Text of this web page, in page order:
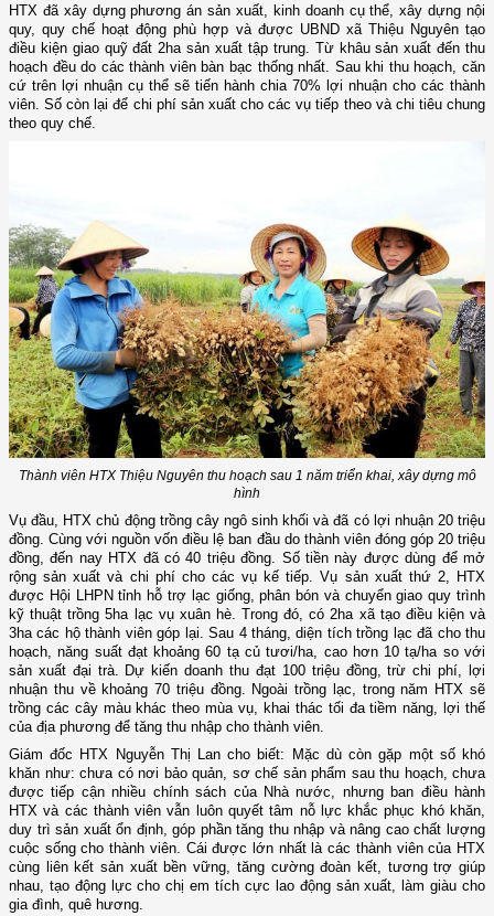
HTX đã xây dựng phương án sản xuất, kinh doanh cụ thể, xây dựng nội
quy, quy chế hoạt động phù hợp và được UBND xã Thiệu Nguyên tạo
điều kiện giao quỹ đất 2ha sản xuất tập trung. Từ khâu sản xuất đến thu
hoạch đều do các thành viên bàn bạc thống nhất. Sau khi thu hoạch, căn
cứ trên lợi nhuận cụ thể sẽ tiến hành chia 70% lợi nhuận cho các thành
viên. Số còn lại để chi phí sản xuất cho các vụ tiếp theo và chi tiêu chung
theo quy chế.
Thành viên HTX Thiệu Nguyên thu hoạch sau 1 năm triển khai, xây dựng mô
hình
Vụ đầu, HTX chủ động trồng cây ngô sinh khối và đã có lợi nhuận 20 triệu
đồng. Cùng với nguồn vốn điều lệ ban đầu do thành viên đóng góp 20 triệu
đồng, đến nay HTX đã có 40 triệu đồng. Số tiền này được dùng để mở
rộng sản xuất và chi phí cho các vụ kế tiếp. Vụ sản xuất thứ 2, HTX
được Hội LHPN tỉnh hỗ trợ lạc giống, phân bón và chuyển giao quy trình
kỹ thuật trồng 5ha lạc vụ xuân hè. Trong đó, có 2ha xã tạo điều kiện và
3ha các hộ thành viên góp lại. Sau 4 tháng, diện tích trồng lạc đã cho thu
hoạch, năng suất đạt khoảng 60 tạ củ tươi/ha, cao hơn 10 tạ/ha so với
sản xuất đại trà. Dự kiến doanh thu đạt 100 triệu đồng, trừ chi phí, lợi
nhuận thu về khoảng 70 triệu đồng. Ngoài trồng lạc, trong năm HTX sẽ
trồng các cây màu khác theo mùa vụ, khai thác tối đa tiềm năng, lợi thế
của địa phương để tăng thu nhập cho thành viên.
Giám đốc HTX Nguyễn Thị Lan cho biết: Mặc dù còn gặp một số khó
khăn như: chưa có nơi bảo quản, sơ chế sản phẩm sau thu hoạch, chưa
được tiếp cận nhiều chính sách của Nhà nước, nhưng ban điều hành
HTX và các thành viên vẫn luôn quyết tâm nỗ lực khắc phục khó khăn,
duy trì sản xuất ổn định, góp phần tăng thu nhập và nâng cao chất lượng
cuộc sống cho thành viên. Cái được lớn nhất là các thành viên của HTX
cùng liên kết sản xuất bền vững, tăng cường đoàn kết, tương trợ giúp
nhau, tạo động lực cho chị em tích cực lao động sản xuất, làm giàu cho
gia đình, quê hương.